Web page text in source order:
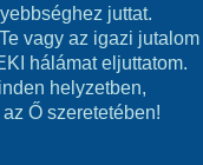
juttat.
vagy az igazi jutalom
hálámat eljuttatom.
helyzetben,
Ő szeretetében!